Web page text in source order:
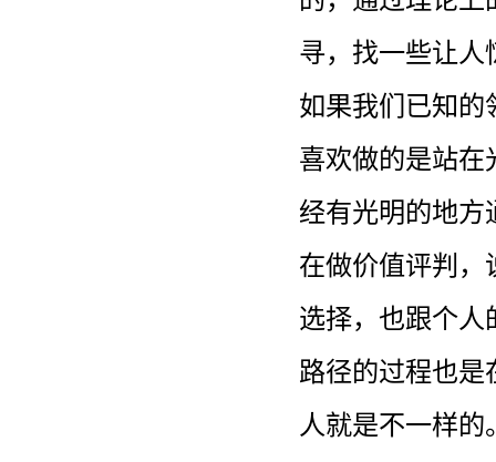
寻，找一些让人
如果我们已知的
喜欢做的是站在
经有光明的地方
在做价值评判，
选择，也跟个人
路径的过程也
人就是不一样